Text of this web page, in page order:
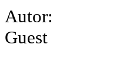
Autor:
Guest